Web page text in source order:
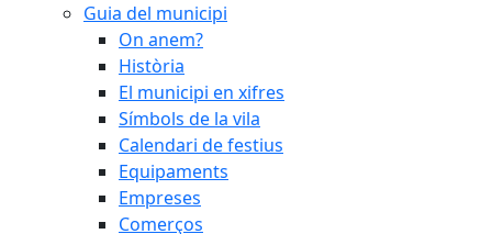
Guia del municipi
On anem?
Història
El municipi en xifres
Símbols de la vila
Calendari de festius
Equipaments
Empreses
Comerços